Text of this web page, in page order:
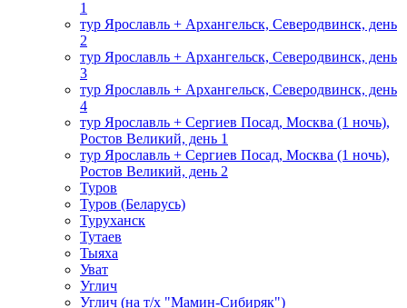
1
тур Ярославль + Архангельск, Северодвинск, день
2
тур Ярославль + Архангельск, Северодвинск, день
3
тур Ярославль + Архангельск, Северодвинск, день
4
тур Ярославль + Сергиев Посад, Москва (1 ночь),
Ростов Великий, день 1
тур Ярославль + Сергиев Посад, Москва (1 ночь),
Ростов Великий, день 2
Туров
Туров (Беларусь)
Туруханск
Тутаев
Тыяха
Уват
Углич
Углич (на т/х "Мамин-Сибиряк")